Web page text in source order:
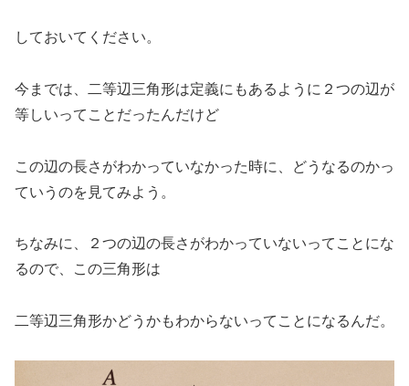
しておいてください。
今までは、二等辺三角形は定義にもあるように２つの辺が
等しいってことだったんだけど
この辺の長さがわかっていなかった時に、どうなるのかっ
ていうのを見てみよう。
ちなみに、２つの辺の長さがわかっていないってことにな
るので、この三角形は
二等辺三角形かどうかもわからないってことになるんだ。